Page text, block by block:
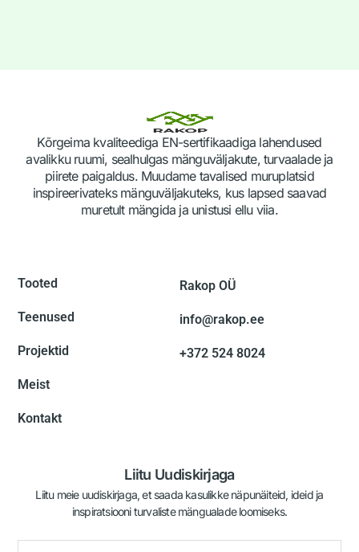
Kõrgeima kvaliteediga EN-sertifikaadiga lahendused
avalikku ruumi, sealhulgas mänguväljakute, turvaalade ja
piirete paigaldus. Muudame tavalised muruplatsid
inspireerivateks mänguväljakuteks, kus lapsed saavad
muretult mängida ja unistusi ellu viia.
Tooted
Teenused
Projektid
Meist
Kontakt
Rakop OÜ
info@rakop.ee
+372 524 8024
Liitu Uudiskirjaga
Liitu meie uudiskirjaga, et saada kasulikke näpunäiteid, ideid ja
inspiratsiooni turvaliste mängualade loomiseks.